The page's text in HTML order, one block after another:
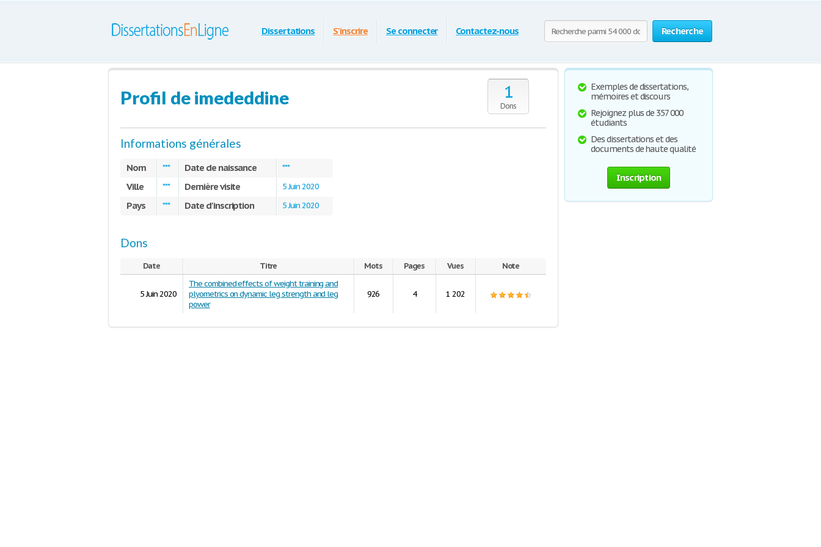
Recherche
Dissertations S'inscrire Se connecter Contactez-nous
1
Dons
Profil de imededdine
Informations générales
Nom *** Date de naissance ***
Ville *** Dernière visite 5 Juin 2020
Pays *** Date d'inscription 5 Juin 2020
Dons
Date Titre Mots Pages Vues Note
5 Juin 2020
The combined effects of weight training and
plyometrics on dynamic leg strength and leg
power
926 4 1 202
Exemples de dissertations,
mémoires et discours
Rejoignez plus de 357 000
étudiants
Des dissertations et des
documents de haute qualité
Inscription